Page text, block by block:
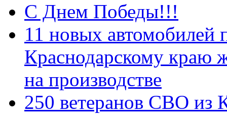
С Днем Победы!!!
11 новых автомобилей
Краснодарскому краю
на производстве
250 ветеранов СВО из